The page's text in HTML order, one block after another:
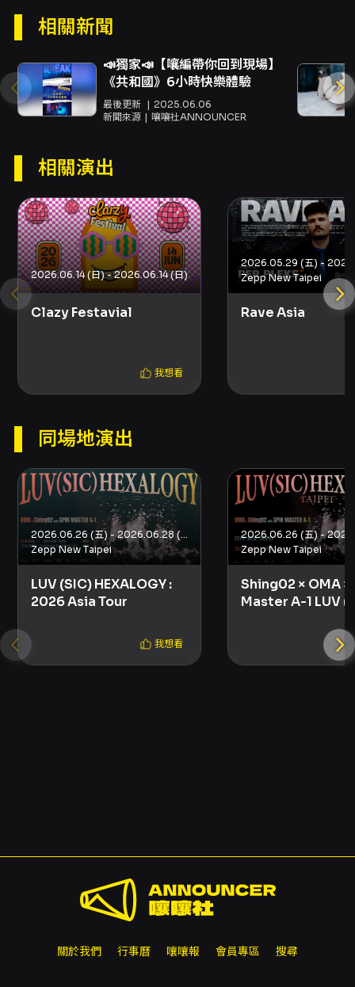
存報名預填資料（姓名、電話）以加速購票流
程。 - 每筆訂單限購 30 張。付款方式包含信用
信用卡結帳可能會觸發 3D 驗證程序。 - 取票方
式為電子票券（動態 QR Code），請於入場時
以手機出示動態 QR Code 掃描；請勿截圖或列
印 QR Code，截圖無效。 - 若購票或付款流程
定型化契約，本場採方案二） - 票券購買後 3 日
受理退票申請。 - 退票將酌收票面金額 5% 手續
費；電子票信用卡退款僅退回原信用卡帳戶。 -
詳細退票表單與流程請參考主辦提供之退票表單
與 KKTIX 退換票規定連結。 場地與聯絡 - 演出
場地：La Fin Taipei（臺北市信義區松仁路89號
B2） - 主辦／聯絡：棠盈有限公司（La Fin
Taipei）、活動頁面與 KKTIX 提供聯絡表單與資
- 年齡限制：18 歲以下不得入場。 - 電子票採動
法使用。 - 一人一票、憑票入場，票券為有價證
券請妥善保管，遺失或損毀不補發。 - 嚴禁攜帶
相機、攝影機、錄音器材；未經主辦方同意禁止
拍照、錄影、錄音。 - 禁止攜帶外食、飲料、任
何種類的金屬、玻璃或寶特瓶容器、雷射筆、煙
火或其他危險物品。 - 購票請使用正式授權通路
（KKTIX），避免在拍賣或非官方代購處購票以
免遭詐騙或無法入場。 - 退票申請需於購票後 3
退回原卡帳戶。 - 若入場後發現視線受阻等問
題，請於演出開始後 10 分鐘內向現場工作人員反
相關新聞
📣獨家📣【嚷編帶你回到現場】
《共和國》6小時快樂體驗
最後更新
2025.06.06
新聞來源
嚷嚷社ANNOUNCER
相關演出
2026.06.14 (日) - 2026.06.14 (日)
Clazy Festavial
我想看
Zepp New Taipei
Rave Asia
同場地演出
Zepp New Taipei
LUV (SIC) HEXALOGY :
2026 Asia Tour
我想看
Zepp New Taipei
Shing02 × OMA ×
Master A-1 LUV
Tour（台北場）
關於我們 行事曆 嚷嚷報 會員專區 搜尋